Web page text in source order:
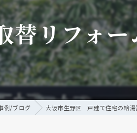
内装工事
メンテナンス
配管工事
交換
リフォー
例/ブログ 大阪市生野区 戸建て住宅の給湯